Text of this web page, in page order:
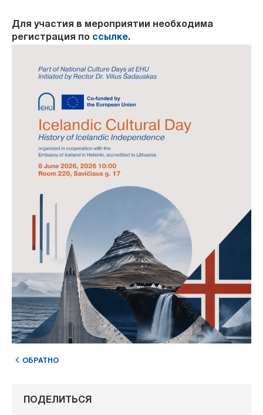
Для участия в мероприятии необходима
регистрация по ссылке.
ОБРАТНО
ПОДЕЛИТЬСЯ